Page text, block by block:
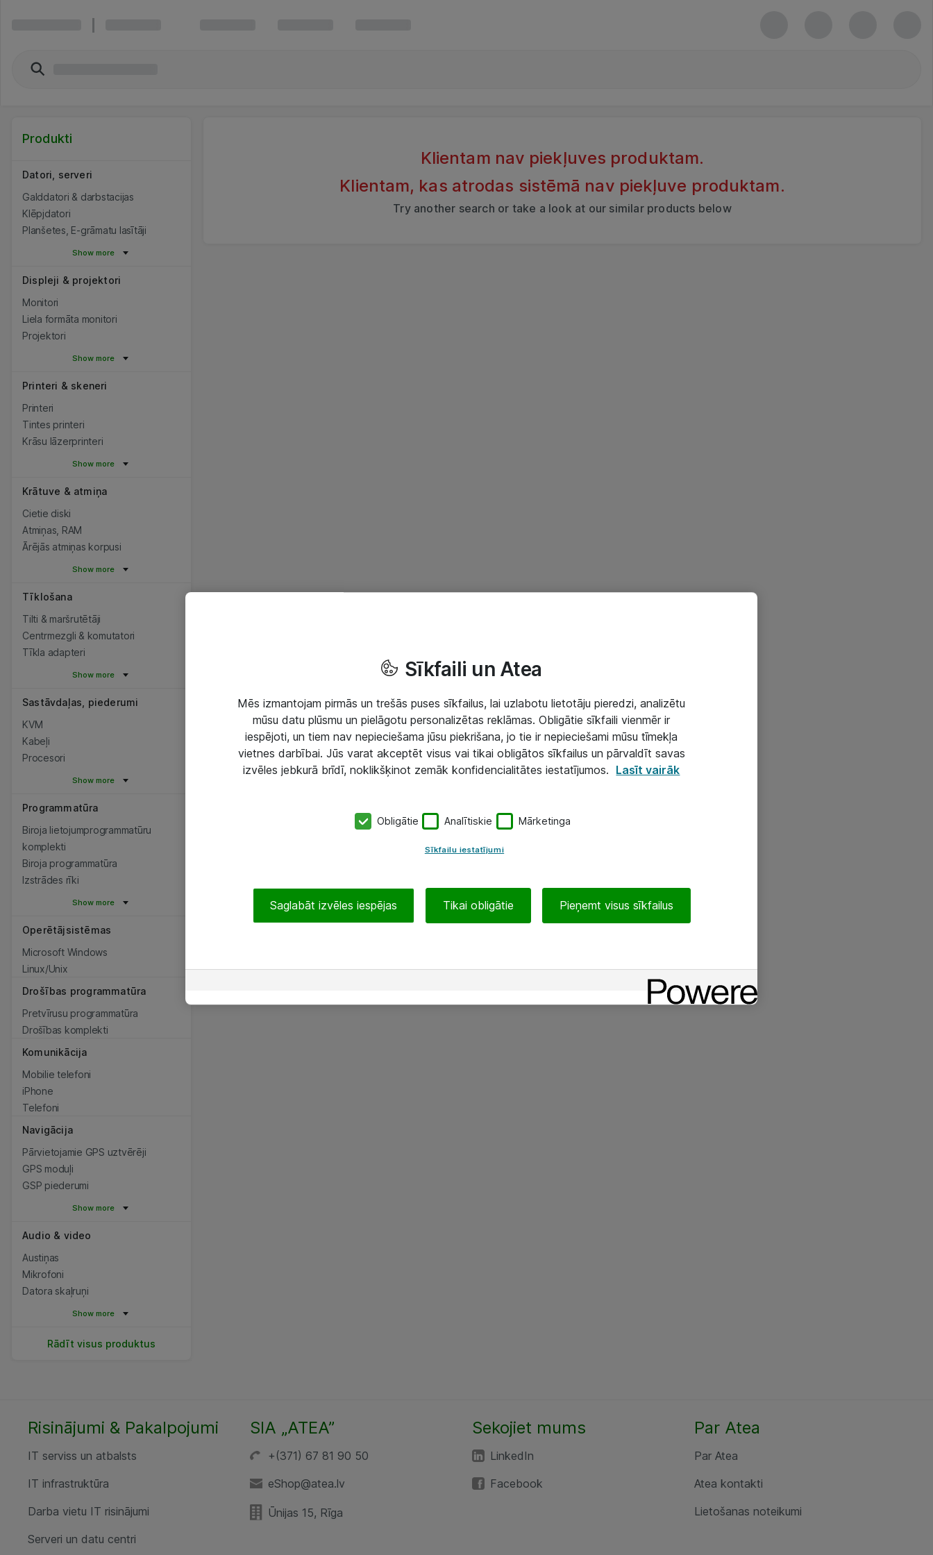
Produkti
Datori, serveri
Galddatori & darbstacijas
Klēpjdatori
Planšetes, E-grāmatu lasītāji
Show more
Displeji & projektori
Monitori
Liela formāta monitori
Projektori
Show more
Printeri & skeneri
Printeri
Tintes printeri
Krāsu lāzerprinteri
Show more
Krātuve & atmiņa
Cietie diski
Atmiņas, RAM
Ārējās atmiņas korpusi
Show more
Tīklošana
Tilti & maršrutētāji
Centrmezgli & komutatori
Tīkla adapteri
Show more
Sastāvdaļas, piederumi
KVM
Kabeļi
Procesori
Show more
Programmatūra
Biroja lietojumprogrammatūru
komplekti
Biroja programmatūra
Izstrādes rīki
Show more
Operētājsistēmas
Microsoft Windows
Linux/Unix
Drošības programmatūra
Pretvīrusu programmatūra
Drošības komplekti
Komunikācija
Mobilie telefoni
iPhone
Telefoni
Navigācija
Pārvietojamie GPS uztvērēji
GPS moduļi
GSP piederumi
Show more
Audio & video
Austiņas
Mikrofoni
Datora skaļruņi
Show more
Rādīt visus produktus
Klientam nav piekļuves produktam.
Klientam, kas atrodas sistēmā nav piekļuve produktam.
Try another search or take a look at our similar products below
Risinājumi & Pakalpojumi
IT serviss un atbalsts
IT infrastruktūra
Darba vietu IT risinājumi
Serveri un datu centri
SIA „ATEA”
+(371) 67 81 90 50
eShop@atea.lv
Ūnijas 15, Rīga
Sekojiet mums
LinkedIn
Facebook
Par Atea
Par Atea
Atea kontakti
Lietošanas noteikumi
Sīkfaili un Atea
Mēs izmantojam pirmās un trešās puses sīkfailus, lai uzlabotu lietotāju pieredzi, analizētu
mūsu datu plūsmu un pielāgotu personalizētas reklāmas. Obligātie sīkfaili vienmēr ir
iespējoti, un tiem nav nepieciešama jūsu piekrišana, jo tie ir nepieciešami mūsu tīmekļa
vietnes darbībai. Jūs varat akceptēt visus vai tikai obligātos sīkfailus un pārvaldīt savas
izvēles jebkurā brīdī, noklikšķinot zemāk konfidencialitātes iestatījumos. Lasīt vairāk
Obligātie Analītiskie Mārketinga
Sīkfailu iestatījumi
Saglabāt izvēles iespējas Tikai obligātie Pieņemt visus sīkfailus